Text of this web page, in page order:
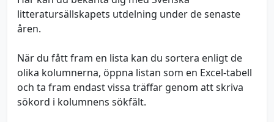
litteratursällskapets utdelning under de senaste
åren.
När du fått fram en lista kan du sortera enligt de
olika kolumnerna, öppna listan som en Excel-tabell
och ta fram endast vissa träffar genom att skriva
sökord i kolumnens sökfält.